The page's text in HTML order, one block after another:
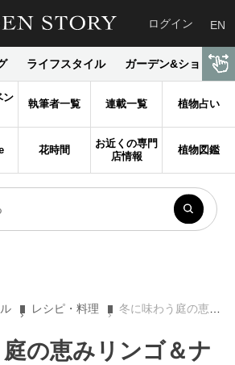
ログイン EN
ライフスタイル ガーデン&ショップ
ン
執筆者一覧 連載一覧 植物占い
花時間
お近くの専門
店情報
植物図鑑
レシピ・料理 冬に味わう庭の恵みリンゴ＆ナッツ 冬のドイツからエピソードをお届け
の恵みリンゴ＆ナ